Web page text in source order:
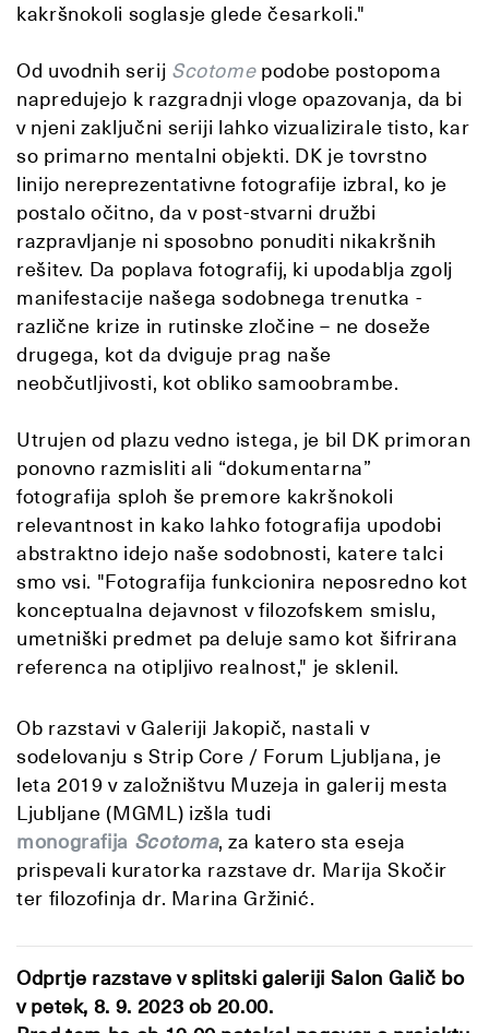
kakršnokoli soglasje glede česarkoli."
Od uvodnih serij Scotomepodobe postopoma
napredujejo k razgradnji vloge opazovanja, da bi
v njeni zaključni seriji lahko vizualizirale tisto, kar
so primarno mentalni objekti. DK je tovrstno
linijo nereprezentativne fotografije izbral, ko je
postalo očitno, da v post-stvarni družbi
razpravljanje ni sposobno ponuditi nikakršnih
rešitev. Da poplava fotografij, ki upodablja zgolj
manifestacije našega sodobnega trenutka -
različne krize in rutinske zločine – ne doseže
drugega, kot da dviguje prag naše
neobčutljivosti, kot obliko samoobrambe.
Utrujen od plazu vedno istega, je bil DK primoran
ponovno razmisliti ali “dokumentarna”
fotografija sploh še premore kakršnokoli
relevantnost in kako lahko fotografija upodobi
abstraktno idejo naše sodobnosti, katere talci
smo vsi. "Fotografija funkcionira neposredno kot
konceptualna dejavnost v filozofskem smislu,
umetniški predmet pa deluje samo kot šifrirana
referenca na otipljivo realnost," je sklenil.
Ob razstavi v Galeriji Jakopič, nastali v
sodelovanju s Strip Core / Forum Ljubljana, je
leta 2019 v založništvu Muzeja in galerij mesta
Ljubljane (MGML) izšla tudi
monografija Scotoma, za katero sta eseja
prispevali kuratorka razstave dr. Marija Skočir
ter filozofinja dr. Marina Gržinić.
Odprtje razstave v splitski galeriji Salon Galič bo
v petek, 8. 9. 2023 ob 20.00.